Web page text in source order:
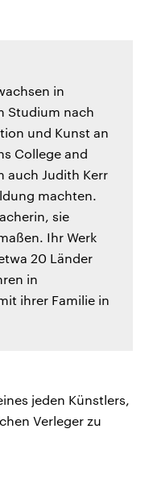
in
Studium nach
und Kunst an
College and
auch Judith Kerr
machten.
sie
Ihr Werk
20 Länder
in
ihrer Familie in
jeden Künstlers,
Verleger zu